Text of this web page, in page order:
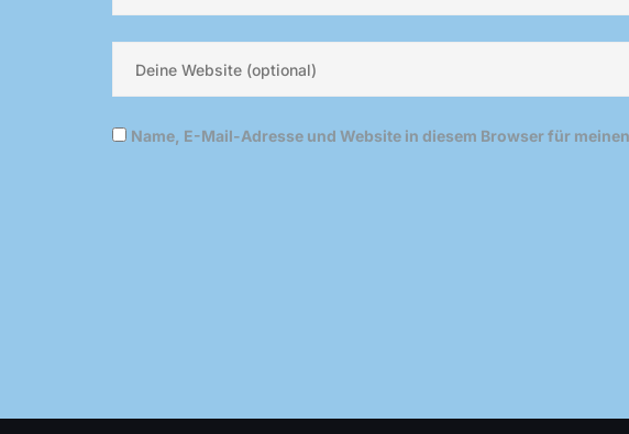
Name, E-Mail-Adresse und Website in diesem Browser für